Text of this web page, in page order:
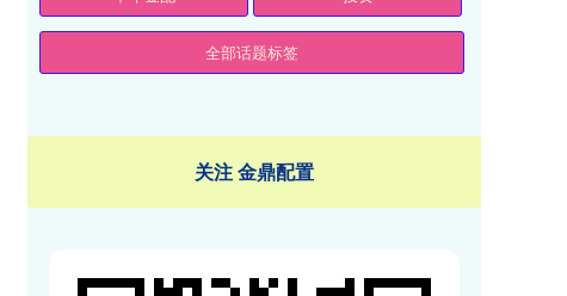
全部话题标签
关注 金鼎配置